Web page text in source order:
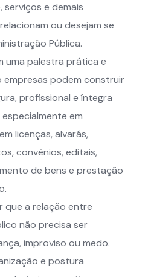
e demais
ou desejam se
Pública.
uma palestra prática e
empresas podem construir
profissional e íntegra
em
licenças, alvarás,
convênios, editais,
de bens e prestação
a relação entre
não precisa ser
improviso ou medo.
e postura